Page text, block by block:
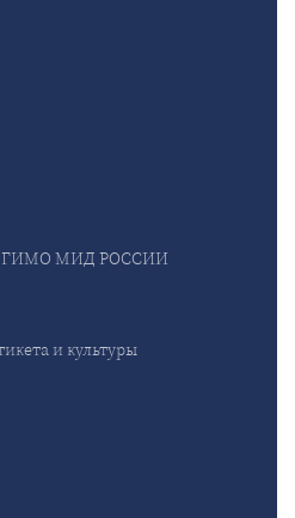
МГИМО МИД РОССИИ
и культуры